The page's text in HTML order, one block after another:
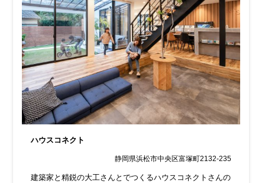
ハウスコネクト
静岡県浜松市中央区富塚町2132-235
建築家と精鋭の大工さんとでつくるハウスコネクトさんの